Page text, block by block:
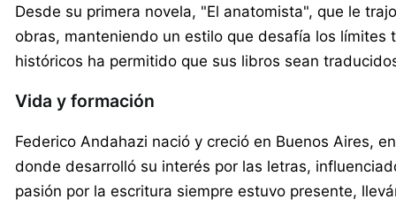
Desde su primera novela, "El anatomista", que le
obras, manteniendo un estilo que desafía los
históricos ha permitido que sus libros sean
Vida y formación
Federico Andahazi nació y creció en Buenos Aires,
donde desarrolló su interés por las letras,
pasión por la escritura siempre estuvo presente,